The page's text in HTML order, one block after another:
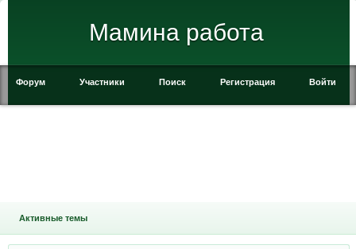
Мамина работа
Форум Участники Поиск Регистрация Войти
Активные темы